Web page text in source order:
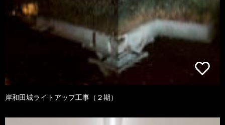
岸和田城ライトアップ工事（２期）